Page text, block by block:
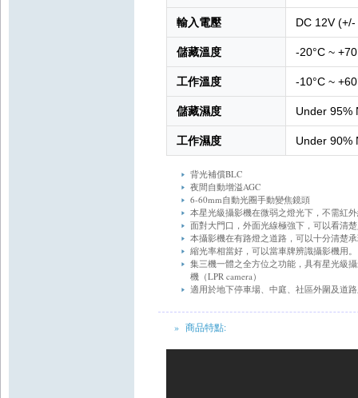
輸入電壓 DC 12V
儲藏溫度 -20°C ~
工作溫度 -10°C ~
儲藏濕度 Under 95%
工作濕度 Under 90%
背光補償BLC
夜間自動增溢AGC
6-60mm自動光圈手動變焦鏡頭
本星光級攝影機在微弱之燈光下，不需紅
面對大門口，外面光線極強下，可以看清
本攝影機在有路燈之道路，可以十分清楚
縮光率相當好，可以當車牌辨識攝影機用
集三機一體之全方位之功能，具有星光級
機（LPR camera）
適用於地下停車場、中庭、社區外圍及道
» 商品特點: